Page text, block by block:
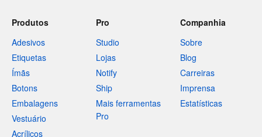
Produtos
Adesivos
Etiquetas
Ímãs
Botons
Embalagens
Vestuário
Acrílicos
Pro
Studio
Lojas
Notify
Ship
Mais ferramentas
Pro
Companhia
Sobre
Blog
Carreiras
Imprensa
Estatísticas